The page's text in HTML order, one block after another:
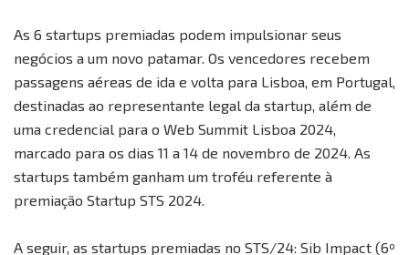
As 6 startups premiadas podem impulsionar seus
negócios a um novo patamar. Os vencedores recebem
passagens aéreas de ida e volta para Lisboa, em Portugal,
destinadas ao representante legal da startup, além de
uma credencial para o Web Summit Lisboa 2024,
marcado para os dias 11 a 14 de novembro de 2024. As
startups também ganham um troféu referente à
premiação Startup STS 2024.
A seguir, as startups premiadas no STS/24: Sib Impact (6º